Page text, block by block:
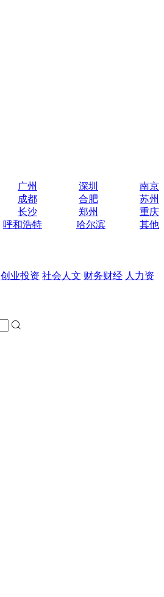
广州 深圳
南京
成都 合肥
苏州
长沙 郑州
重庆
呼和浩特 哈尔滨
其他
创业投资 社会人文 财务财经 人力资